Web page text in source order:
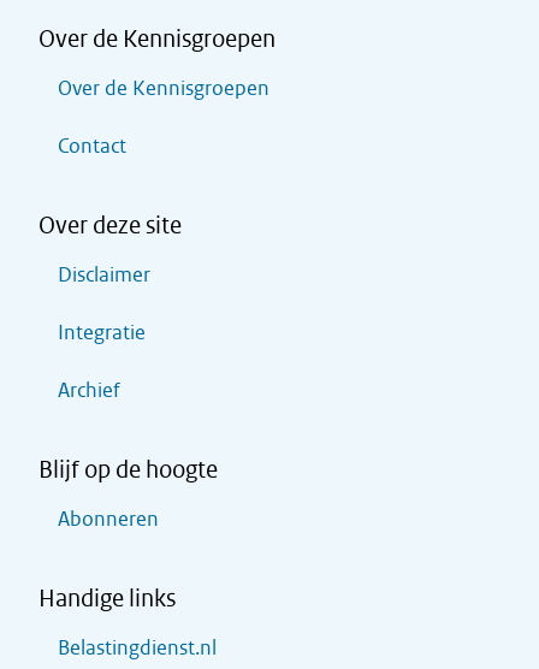
Over de Kennisgroepen
Over de Kennisgroepen
Contact
Over deze site
Disclaimer
Integratie
Archief
Blijf op de hoogte
Abonneren
Handige links
Belastingdienst.nl